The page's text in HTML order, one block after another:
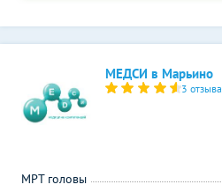
МЕДСИ в Марьино
3 отзыва
МРТ головы